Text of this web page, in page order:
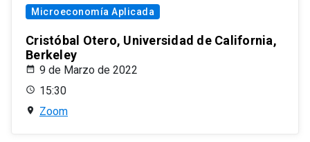
Microeconomía Aplicada
Cristóbal Otero, Universidad de California,
Berkeley
9 de Marzo de 2022
15:30
Zoom